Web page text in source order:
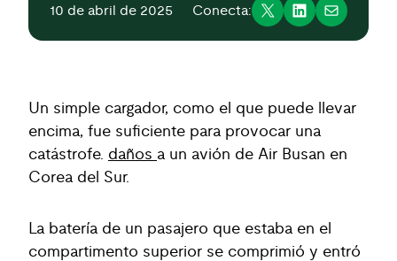
10 de abril de 2025 Conecta:
Un simple cargador, como el que puede llevar
encima, fue suficiente para provocar una
catástrofe. daños a un avión de Air Busan en
Corea del Sur.
La batería de un pasajero que estaba en el
compartimento superior se comprimió y entró